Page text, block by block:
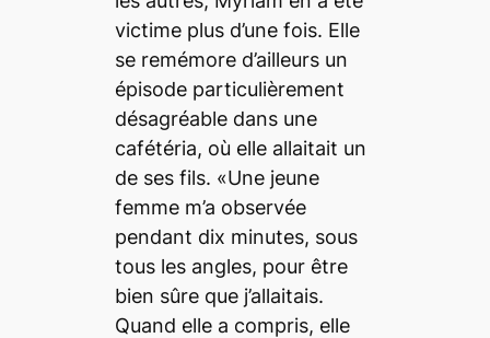
victime plus d’une fois. Elle
se remémore d’ailleurs un
épisode particulièrement
désagréable dans une
cafétéria, où elle allaitait un
de ses fils. «Une jeune
femme m’a observée
pendant dix minutes, sous
tous les angles, pour être
bien sûre que j’allaitais.
Quand elle a compris, elle